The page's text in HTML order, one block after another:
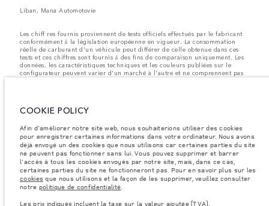
Liban, Mana Automotovie
Les chiff res fournis proviennent de tests officiels effectués par le fabricant
conformément å la législation européenne en vigueur. La consommation
réelle de carburant d'un véhicule peut différer de celle obtenue dans ces
tests et ces chiffres sont fournis å des fins de comparaison uniquement. Les
données, les caractéristiques techniques et les couleurs publiées sur le
configurateur peuvent varier d'un marché à l'autre et ne comprennent pas
Les accessoires et autres éléments montés après le point de fabrication
véhicule, les charges maximales par essieu et la charge utile ne sont pas
dépassés lorsque vous chargez des accessoires, des occupants, des liquides
et des carburants.
Remarque importante sur les images et les spécifications.
mondiale de semi-conducteurs affecte actuellement les spécifications de
construction des véhicules, la disponibilité des options et les délais de
construction. Cette situation s’avère très fluctuante, et par conséquent, les
images utilisées actuellement sur le site Web peuvent ne pas refléter
COOKIE POLICY
Afin d'améliorer notre site web, nous souhaiterions utiliser des cookies
pour enregistrer certaines informations dans votre ordinateur. Nous avons
déjà envoyé un des cookies que nous utilisons car certaines parties du site
ne peuvent pas fonctionner sans lui. Vous pouvez supprimer et barrer
l'accès à tous les cookies envoyés par notre site, mais, dans ce cas,
certaines parties du site ne fonctionneront pas. Pour en savoir plus sur les
cookies que nous utilisons et la façon de les supprimer, veuillez consulter
notre politique de confidentialité.
Les prix indiqués incluent la taxe sur la valeur ajoutée (TVA).